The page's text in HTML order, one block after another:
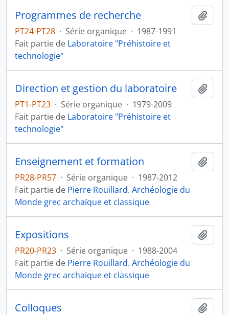
Programmes de recherche
PT24-PT28 · Série organique · 1987-1991
Fait partie de Laboratoire "Préhistoire et
technologie"
Direction et gestion du laboratoire
PT1-PT23 · Série organique · 1979-2009
Fait partie de Laboratoire "Préhistoire et
technologie"
Enseignement et formation
PR28-PR57 · Série organique · 1987-2012
Fait partie de Pierre Rouillard. Archéologie du
Monde grec archaïque et classique
Expositions
PR20-PR23 · Série organique · 1988-2004
Fait partie de Pierre Rouillard. Archéologie du
Monde grec archaïque et classique
Colloques